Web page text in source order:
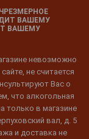
ВАШЕМУ
ВАШЕМУ
невозможно
не считается
Вас о
что алкогольная
только в магазине
вал, д. 5
и доставка не